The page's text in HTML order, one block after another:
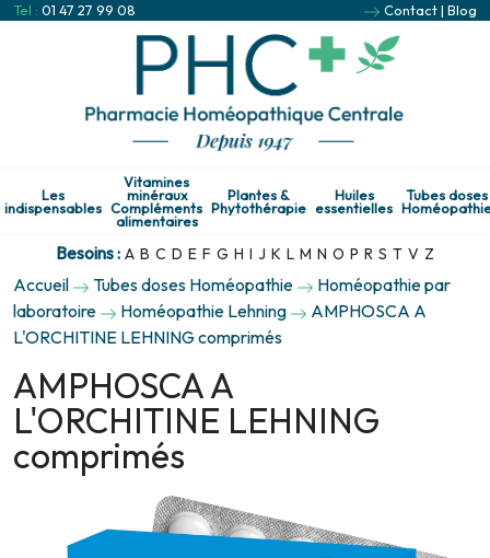
Tel : 01 47 27 99 08 Contact| Blog
Les
indispensables
Vitamines
minéraux
Compléments
alimentaires
Plantes &
Phytothérapie
Huiles
essentielles
Tubes doses
Besoins : A B C D E F G H I J K L M N O P R S T V Z
Accueil Tubes doses Homéopathie
Homéopathie par
laboratoire
Homéopathie Lehning
AMPHOSCA A
L'ORCHITINE LEHNING comprimés
AMPHOSCA A
L'ORCHITINE LEHNING
comprimés